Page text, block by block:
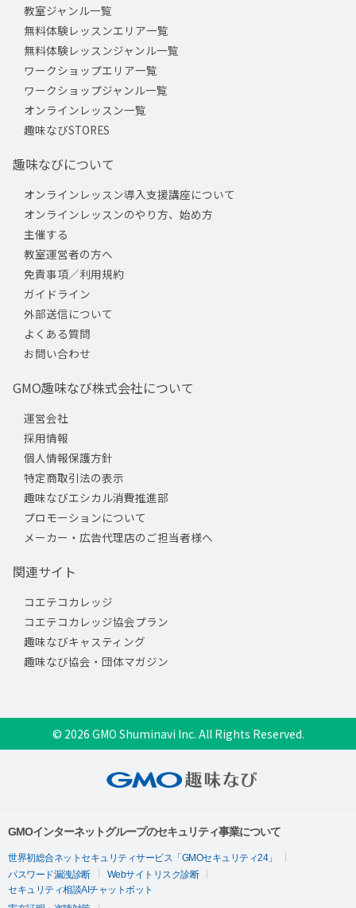
教室ジャンル一覧
無料体験レッスンエリア一覧
無料体験レッスンジャンル一覧
ワークショップエリア一覧
ワークショップジャンル一覧
オンラインレッスン一覧
趣味なびSTORES
趣味なびについて
オンラインレッスン導入支援講座について
オンラインレッスンのやり方、始め方
主催する
教室運営者の方へ
免責事項／利用規約
ガイドライン
外部送信について
よくある質問
お問い合わせ
GMO趣味なび株式会社について
運営会社
採用情報
個人情報保護方針
特定商取引法の表示
趣味なびエシカル消費推進部
プロモーションについて
メーカー・広告代理店のご担当者様へ
関連サイト
コエテコカレッジ
コエテコカレッジ協会プラン
趣味なびキャスティング
趣味なび協会・団体マガジン
© 2026 GMO Shuminavi Inc. All Rights Reserved.